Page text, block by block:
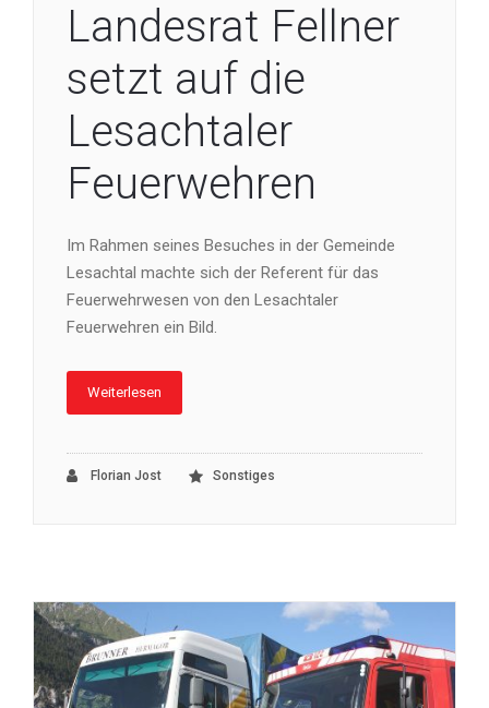
Landesrat Fellner
setzt auf die
Lesachtaler
Feuerwehren
Im Rahmen seines Besuches in der Gemeinde
Lesachtal machte sich der Referent für das
Feuerwehrwesen von den Lesachtaler
Feuerwehren ein Bild.
Weiterlesen
Florian Jost Sonstiges